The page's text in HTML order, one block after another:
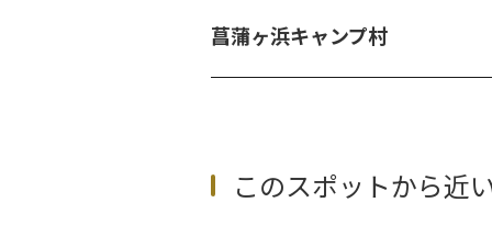
菖蒲ヶ浜キャンプ村
このスポットから近